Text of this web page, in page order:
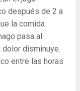
después de 2 a
la comida
pasa al
disminuye.
entre las horas